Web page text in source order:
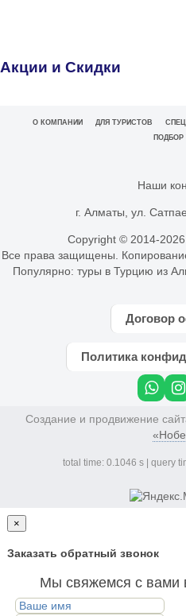
Акции и Скидки
О КОМПАНИИ ДЛЯ ТУРИСТОВ
ПОДБОР
Наши
г. Алматы, ул.
Copyright © 2014-
Все права защищены.
Популярно: туры в Турцию из
Договор
Политика
Создание и продвижение
total time: 0.1046 s | query
×
Заказать обратный звонок
Мы свяжемся с вами